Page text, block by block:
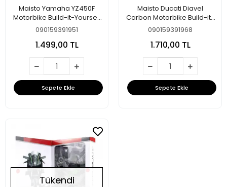
Maisto Yamaha YZ450F
Motorbike Build-it-Yourself
Die-Cast Model Kit - 1:12
and Colours
090159391951
1.499,00 TL
Sepete Ekle
Maisto Ducati Diavel
Carbon Motorbike Build-it-
Yourself Die-Cast Model Kit
Designs and Colours
090159391968
1.710,00 TL
Sepete Ekle
Tükendi